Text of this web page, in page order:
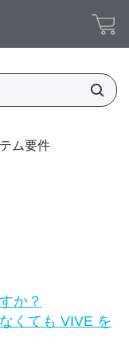
ム要件
か？
くても VIVE を